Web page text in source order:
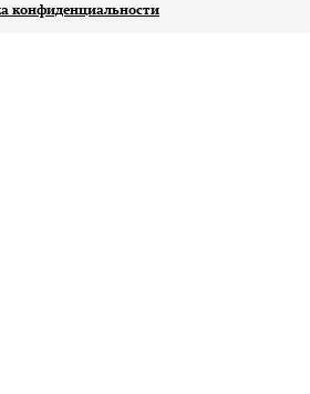
конфиденциальности